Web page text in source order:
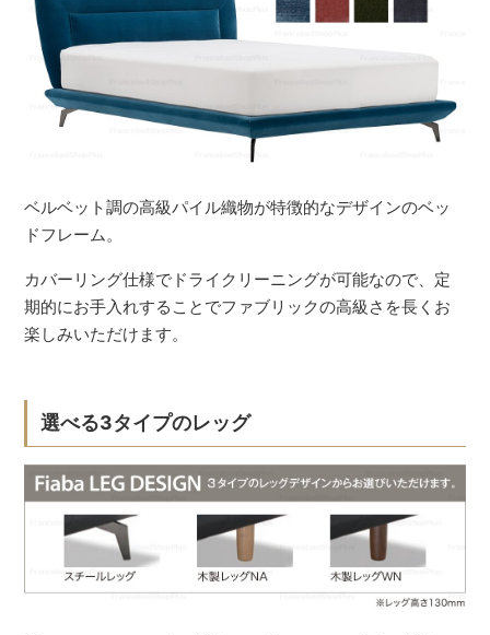
ベルベット調の高級パイル織物が特徴的なデザインのベッ
ドフレーム。
カバーリング仕様でドライクリーニングが可能なので、定
期的にお手入れすることでファブリックの高級さを長くお
楽しみいただけます。
選べる3タイプのレッグ